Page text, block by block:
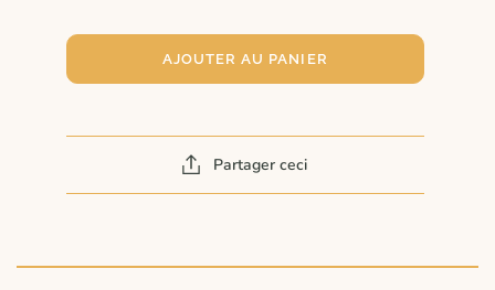
AJOUTER AU PANIER
Partager ceci